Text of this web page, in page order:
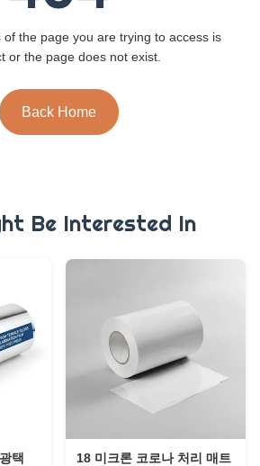
of the page you are trying to access is
or the page does not exist.
Back Home
Be Interested In
택
18 미크론 코로나 처리 매트